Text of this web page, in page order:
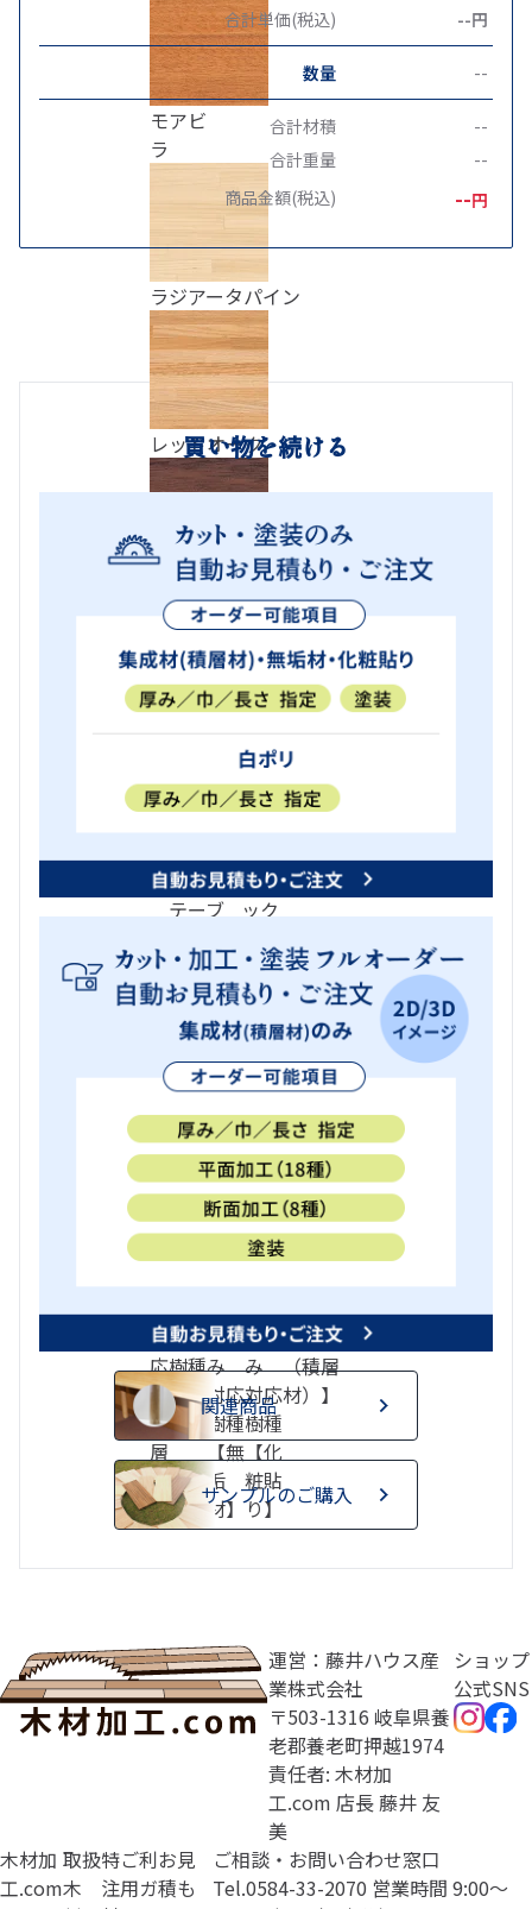
モアビ
ラ
ラジアータパイン
レッドオーク
ローズウッド
その他
用途
板カウン
ター、
テーブ
ー、オー
ディオラ
ック
作
材
段
材
具
材
材質
軽い、軟らかい 重い、堅い
ル（白、
黄）
ミディ
アム
（薄
茶）
ダーク
（濃
茶、
黒）
価格帯
低中高
その他
ト・塗
装の
み 対
応樹種
【集成
材（積
層
材）】
ト・
塗装
の
み
対応
樹種
【無
垢
材】
カッ
ト・
塗装
の
み
対応
樹種
【化
粧貼
り】
フルオー
ダー 対
応樹種
【集成材
（積層
材）】
産
材
合計単価(税込)
--円
数量 --
合計材積
--
合計重量
--
商品金額(税込)
--円
買い物を続ける
関連商品
サンプルのご購入
運営：藤井ハウス産
業株式会社
〒503-1316 岐阜県養
老郡養老町押越1974
責任者: 木材加
工.com 店長 藤井 友
美
ショップ
公式SNS
木材加
工.com
取扱
木
特
注
ご利
用ガ
お見
積も
ご相談・お問い合わせ窓口
Tel.0584-33-2070 営業時間 9:00〜